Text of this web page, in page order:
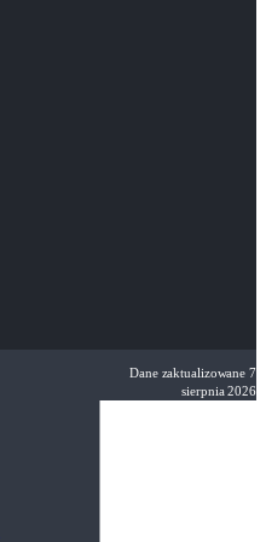
Dane zaktualizowane7
sierpnia 2026